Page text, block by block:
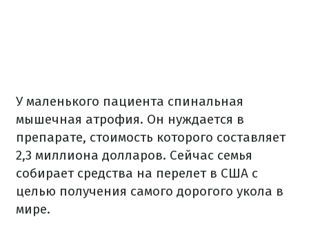
У маленького пациента спинальная
мышечная атрофия. Он нуждается в
препарате, стоимость которого составляет
2,3 миллиона долларов. Сейчас семья
собирает средства на перелет в США с
целью получения самого дорогого укола в
мире.